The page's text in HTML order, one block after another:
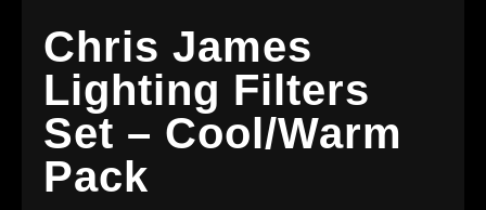
Chris James
Lighting Filters
Set – Cool/Warm
Pack